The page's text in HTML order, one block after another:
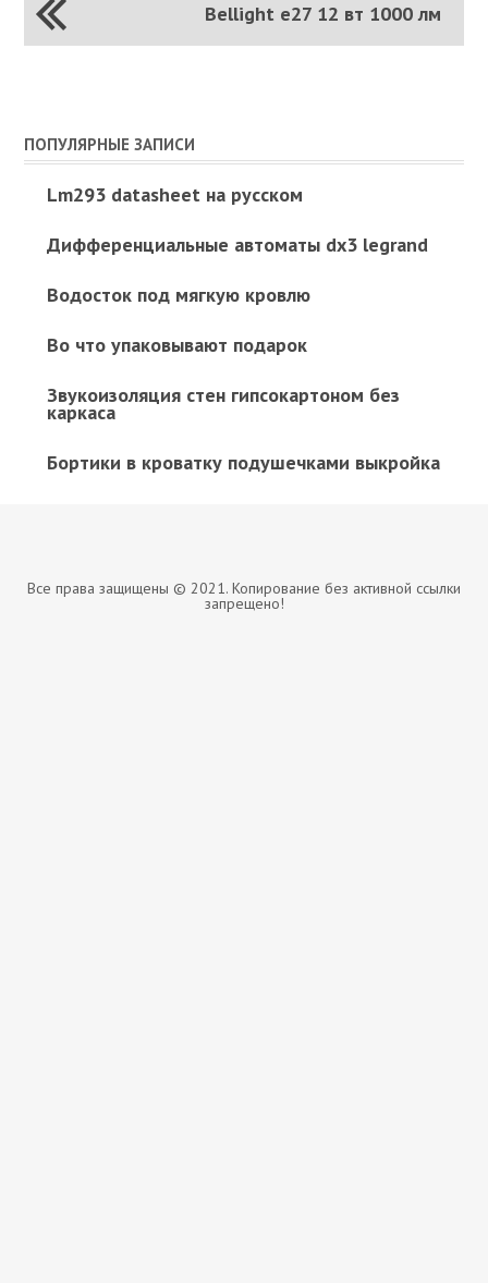
Bellight e27 12 вт 1000 лм
ПОПУЛЯРНЫЕ ЗАПИСИ
Lm293 datasheet на русском
Дифференциальные автоматы dx3 legrand
Водосток под мягкую кровлю
Во что упаковывают подарок
Звукоизоляция стен гипсокартоном без
каркаса
Бортики в кроватку подушечками выкройка
Все права защищены © 2021. Копирование без активной ссылки
запрещено!